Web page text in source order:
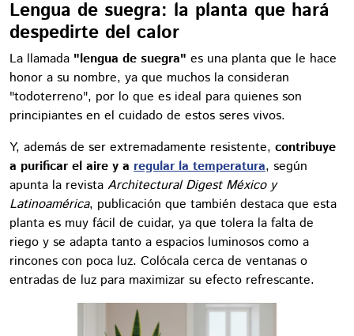
Lengua de suegra: la planta que hará
despedirte del calor
La llamada "lengua de suegra" es una planta que le hace
honor a su nombre, ya que muchos la consideran
"todoterreno", por lo que es ideal para quienes son
principiantes en el cuidado de estos seres vivos.
Y, además de ser extremadamente resistente, contribuye
a purificar el aire y a regular la temperatura, según
apunta la revista Architectural Digest México y
Latinoamérica, publicación que también destaca que esta
planta es muy fácil de cuidar, ya que tolera la falta de
riego y se adapta tanto a espacios luminosos como a
rincones con poca luz. Colócala cerca de ventanas o
entradas de luz para maximizar su efecto refrescante.